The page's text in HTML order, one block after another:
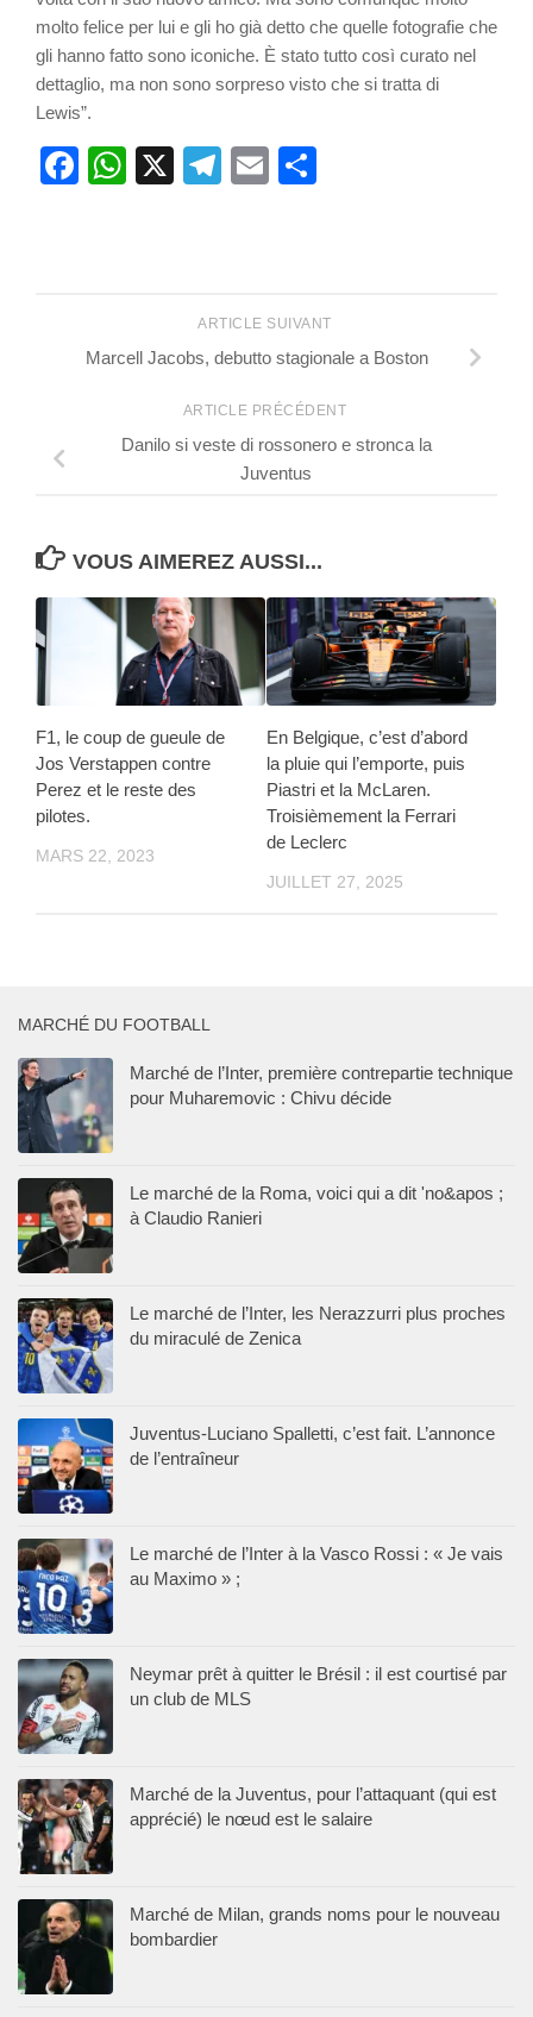
molto felice per lui e gli ho già detto che quelle fotografie che
gli hanno fatto sono iconiche. È stato tutto così curato nel
dettaglio, ma non sono sorpreso visto che si tratta di
Lewis”.
Facebook
WhatsApp
X Telegram
Email
ARTICLE SUIVANT
Marcell Jacobs, debutto stagionale a Boston
ARTICLE PRÉCÉDENT
Danilo si veste di rossonero e stronca la
Juventus
VOUS AIMEREZ AUSSI...
F1, le coup de gueule de
Jos Verstappen contre
Perez et le reste des
pilotes.
MARS 22, 2023
En Belgique, c’est d’abord
la pluie qui l’emporte, puis
Piastri et la McLaren.
Troisièmement la Ferrari
de Leclerc
JUILLET 27, 2025
MARCHÉ DU FOOTBALL
Marché de l’Inter, première contrepartie technique
pour Muharemovic : Chivu décide
Le marché de la Roma, voici qui a dit 'no&apos ;
à Claudio Ranieri
Le marché de l’Inter, les Nerazzurri plus proches
du miraculé de Zenica
Juventus-Luciano Spalletti, c’est fait. L’annonce
de l’entraîneur
Le marché de l’Inter à la Vasco Rossi : « Je vais
au Maximo » ;
Neymar prêt à quitter le Brésil : il est courtisé par
un club de MLS
Marché de la Juventus, pour l’attaquant (qui est
apprécié) le nœud est le salaire
Marché de Milan, grands noms pour le nouveau
bombardier